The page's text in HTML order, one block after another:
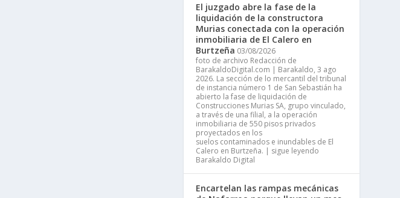
El juzgado abre la fase de la
liquidación de la constructora
Murias conectada con la operación
inmobiliaria de El Calero en
Burtzeña 03/08/2026
foto de archivo Redacción de
BarakaldoDigital.com | Barakaldo, 3 ago
2026. La sección de lo mercantil del tribunal
de instancia número 1 de San Sebastián ha
abierto la fase de liquidación de
Construcciones Murias SA, grupo vinculado,
a través de una filial, a la operación
inmobiliaria de 550 pisos privados
proyectados en los
suelos contaminados e inundables de El
Calero en Burtzeña. | sigue leyendo
Barakaldo Digital
Encartelan las rampas mecánicas